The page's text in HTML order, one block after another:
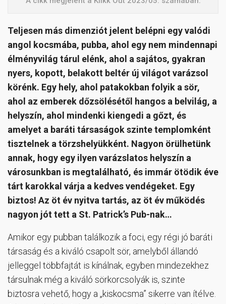
Teljesen más dimenziót jelent belépni egy valódi
angol kocsmába, pubba, ahol egy nem mindennapi
élményvilág tárul elénk, ahol a sajátos, gyakran
nyers, kopott, belakott beltér új világot varázsol
körénk. Egy hely, ahol patakokban folyik a sör,
ahol az emberek dőzsölésétől hangos a belvilág, a
helyszín, ahol mindenki kiengedi a gőzt, és
amelyet a baráti társaságok szinte templomként
tisztelnek a törzshelyükként. Nagyon örülhetünk
annak, hogy egy ilyen varázslatos helyszín a
városunkban is megtalálható, és immár ötödik éve
tárt karokkal várja a kedves vendégeket. Egy
biztos! Az öt év nyitva tartás, az öt év működés
nagyon jót tett a St. Patrick’s Pub-nak…
Amikor egy pubban találkozik a foci, egy régi jó baráti
társaság és a kiváló csapolt sör, amelyből állandó
jelleggel többfajtát is kínálnak, egyben mindezekhez
társulnak még a kiváló sörkorcsolyák is, szinte
biztosra vehető, hogy a „kiskocsma” sikerre van ítélve.